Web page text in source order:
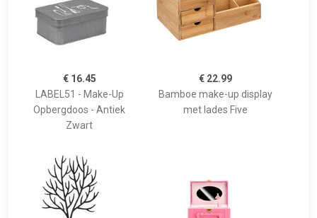
€ 16.45
LABEL51 - Make-Up
Opbergdoos - Antiek
Zwart
€ 22.99
Bamboe make-up display
met lades Five